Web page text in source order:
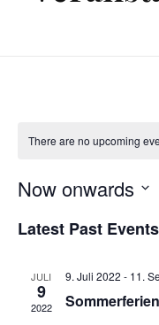
There are no upcoming
Now onwards
date.
Latest Past Events
JULI
9
2022
9. Juli 2022 - 11.
Sommerferien